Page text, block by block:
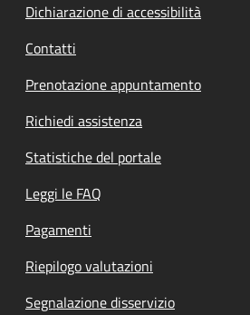
Dichiarazione di accessibilità
Contatti
Prenotazione appuntamento
Richiedi assistenza
Statistiche del portale
Leggi le FAQ
Pagamenti
Riepilogo valutazioni
Segnalazione disservizio